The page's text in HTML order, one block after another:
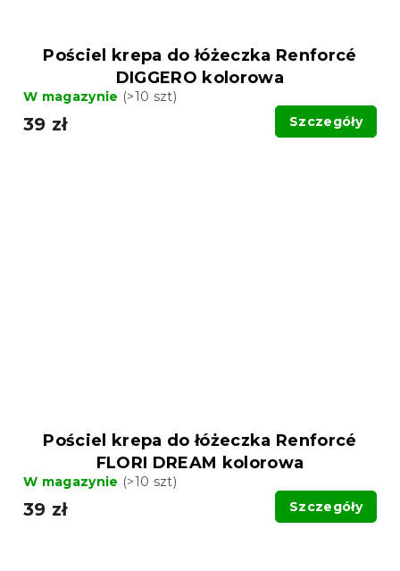
Pościel krepa do łóżeczka Renforcé
DIGGERO kolorowa
W magazynie (>10 szt)
39 zł Szczegóły
Pościel krepa do łóżeczka Renforcé
FLORI DREAM kolorowa
W magazynie (>10 szt)
39 zł Szczegóły